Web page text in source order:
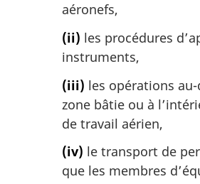
aéronefs,
(ii) les procédures
instruments,
(iii) les opérations au-
zone bâtie ou à
de travail aérien,
(iv) le transport de
que les membres